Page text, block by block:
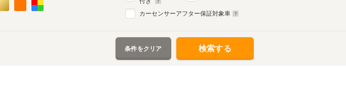
カーセンサーアフター保証対象車
条件をクリア 検索する